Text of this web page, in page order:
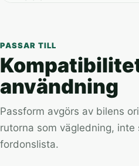
PASSAR TILL
användning
Passform avgörs av bilens
rutorna som vägledning,
fordonslista.